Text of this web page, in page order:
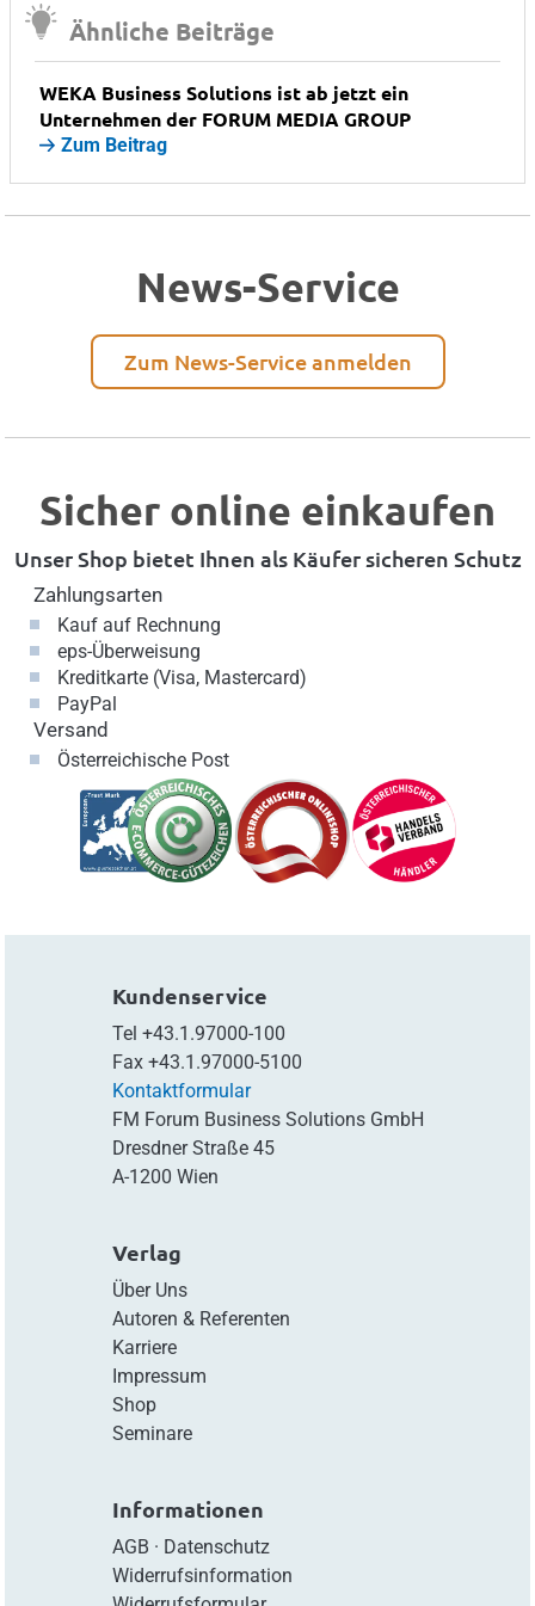
Ähnliche Beiträge
WEKA Business Solutions ist ab jetzt ein
Unternehmen der FORUM MEDIA GROUP
Zum Beitrag
News-Service
Zum News-Service anmelden
Sicher online einkaufen
Unser Shop bietet Ihnen als Käufer sicheren Schutz
Zahlungsarten
Kauf auf Rechnung
eps-Überweisung
Kreditkarte (Visa, Mastercard)
PayPal
Versand
Österreichische Post
Kundenservice
Tel +43.1.97000-100
Fax +43.1.97000-5100
Kontaktformular
FM Forum Business Solutions GmbH
Dresdner Straße 45
A-1200 Wien
Verlag
Über Uns
Autoren & Referenten
Karriere
Impressum
Shop
Seminare
Informationen
AGB · Datenschutz
Widerrufsinformation